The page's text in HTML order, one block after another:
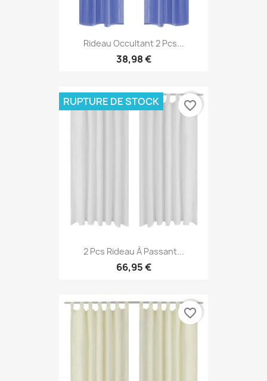
Rideau Occultant 2 Pcs...
38,98 €
2 Pcs Rideau À Passant...
66,95 €
RUPTURE DE STOCK favorite_border
favorite_border